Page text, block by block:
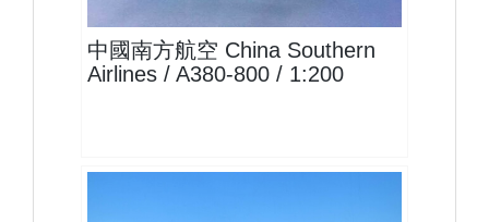
中國南方航空 China Southern
Airlines / A380-800 / 1:200